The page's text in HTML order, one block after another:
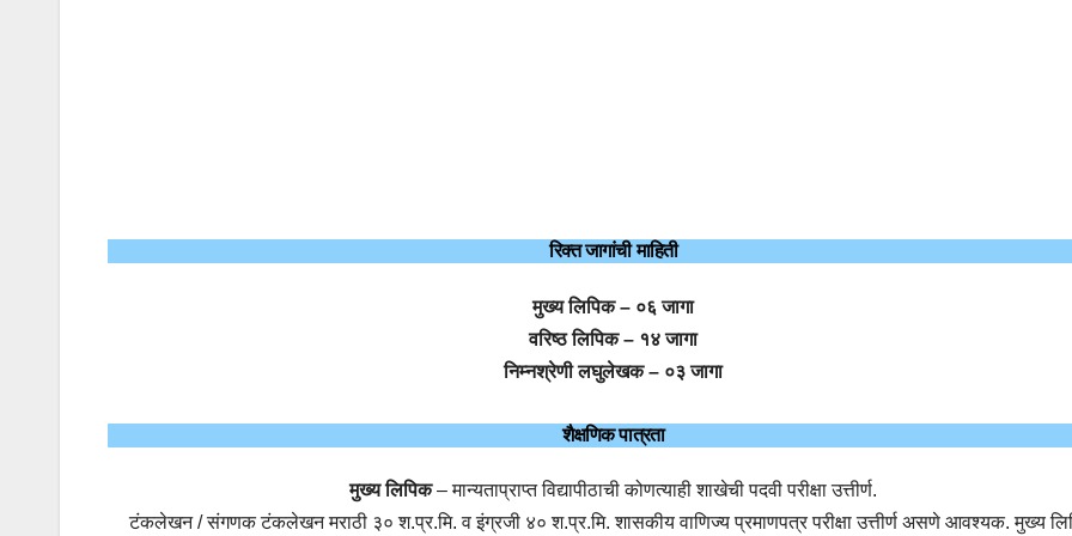
रिक्त जागांची माहिती
मुख्य लिपिक – ०६ जागा
वरिष्ठ लिपिक – १४ जागा
निम्नश्रेणी लघुलेखक – ०३ जागा
शैक्षणिक पात्रता
मुख्य लिपिक– मान्यताप्राप्त विद्यापीठाची कोणत्याही शाखेची पदवी परीक्षा उत्तीर्ण.
टंकलेखन / संगणक टंकलेखन मराठी ३० श.प्र.मि. व इंग्रजी ४० श.प्र.मि. शासकीय वाणिज्य प्रमाणपत्र परीक्षा उत्तीर्ण असणे आवश्यक. मुख्य